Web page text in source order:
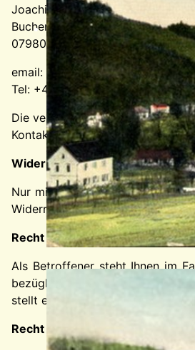
Joachim Richter
Buchenwaldstr. 7
07980 Berga
email:
Tel: +49 36623 164972
Die verantwortliche Stelle
Kontaktdaten o. ä.).
Widerruf Ihrer Einwilligung zur
Nur mit Ihrer ausdrücklichen
Widerruf genügt eine formlose
Recht auf Beschwerde bei der
Als Betroffener steht Ihnen im
bezüglich
stellt eine Liste der
Recht auf Datenübertragbarkeit